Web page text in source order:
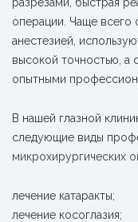
операции. Чаще всего
анестезией,
высокой точностью, а
опытными
В нашей глазной
следующие виды
микрохирургических
лечение катаракты;
лечение косоглазия;